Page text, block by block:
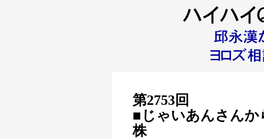
第2753回
■じゃいあんさんか
株